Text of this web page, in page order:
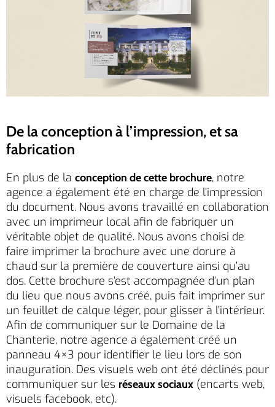
De la conception à l’impression, et sa
fabrication
En plus de la conception de cette brochure, notre
agence a également été en charge de l’impression
du document. Nous avons travaillé en collaboration
avec un imprimeur local afin de fabriquer un
véritable objet de qualité. Nous avons choisi de
faire imprimer la brochure avec une dorure à
chaud sur la première de couverture ainsi qu’au
dos. Cette brochure s’est accompagnée d’un plan
du lieu que nous avons créé, puis fait imprimer sur
un feuillet de calque léger, pour glisser à l’intérieur.
Afin de communiquer sur le Domaine de la
Chanterie, notre agence a également créé un
panneau 4×3 pour identifier le lieu lors de son
inauguration. Des visuels web ont été déclinés pour
communiquer sur les réseaux sociaux (encarts web,
visuels facebook, etc).